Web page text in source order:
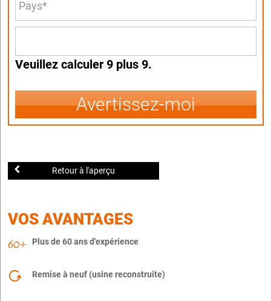
Veuillez calculer 9 plus 9.
Avertissez-moi
Retour à l'aperçu
VOS AVANTAGES
Plus de 60 ans d'expérience
Remise à neuf (usine reconstruite)